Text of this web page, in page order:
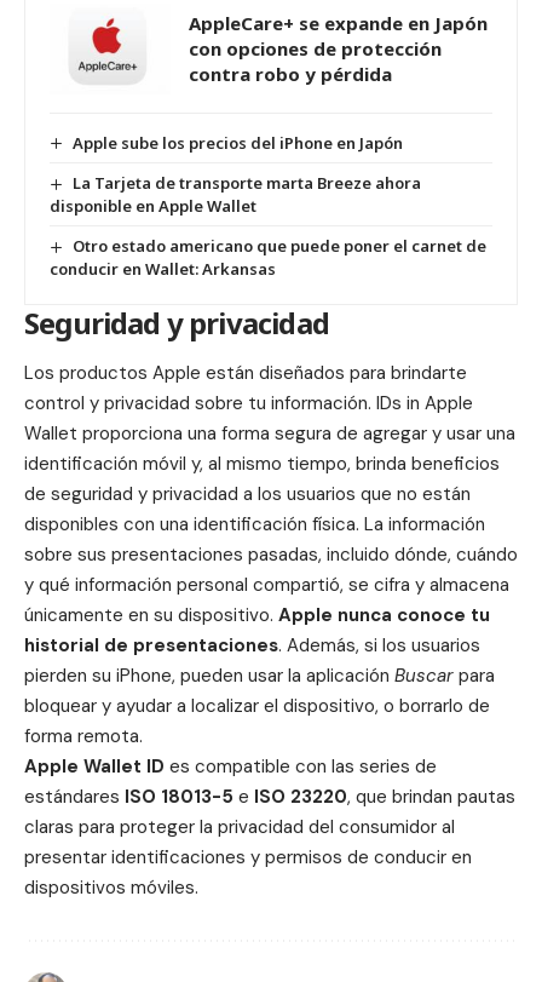
AppleCare+ se expande en Japón
con opciones de protección
contra robo y pérdida
Apple sube los precios del iPhone en Japón
La Tarjeta de transporte marta Breeze ahora
disponible en Apple Wallet
Otro estado americano que puede poner el carnet de
conducir en Wallet: Arkansas
Seguridad y privacidad
Los productos Apple están diseñados para brindarte
control y privacidad sobre tu información. IDs in Apple
Wallet proporciona una forma segura de agregar y usar una
identificación móvil y, al mismo tiempo, brinda beneficios
de seguridad y privacidad a los usuarios que no están
disponibles con una identificación física. La información
sobre sus presentaciones pasadas, incluido dónde, cuándo
y qué información personal compartió, se cifra y almacena
únicamente en su dispositivo. Apple nunca conoce tu
historial de presentaciones. Además, si los usuarios
pierden su iPhone, pueden usar la aplicación Buscar para
bloquear y ayudar a localizar el dispositivo, o borrarlo de
forma remota.
Apple Wallet ID es compatible con las series de
estándares ISO 18013-5 e ISO 23220, que brindan pautas
claras para proteger la privacidad del consumidor al
presentar identificaciones y permisos de conducir en
dispositivos móviles.